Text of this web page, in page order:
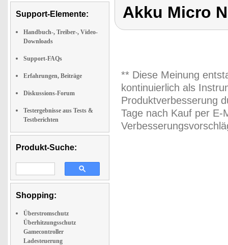
Support-Elemente:
Handbuch-, Treiber-, Video-
Downloads
Support-FAQs
Erfahrungen, Beiträge
Diskussions-Forum
Testergebnisse aus Tests &
Testberichten
Produkt-Suche:
Shopping:
Überstromschutz
Überhitzungsschutz
Gamecontroller
Ladesteuerung
Akku Micro
** Diese Meinung
kontinuierlich als
Produktverbesserung
Tage nach Kauf per E-